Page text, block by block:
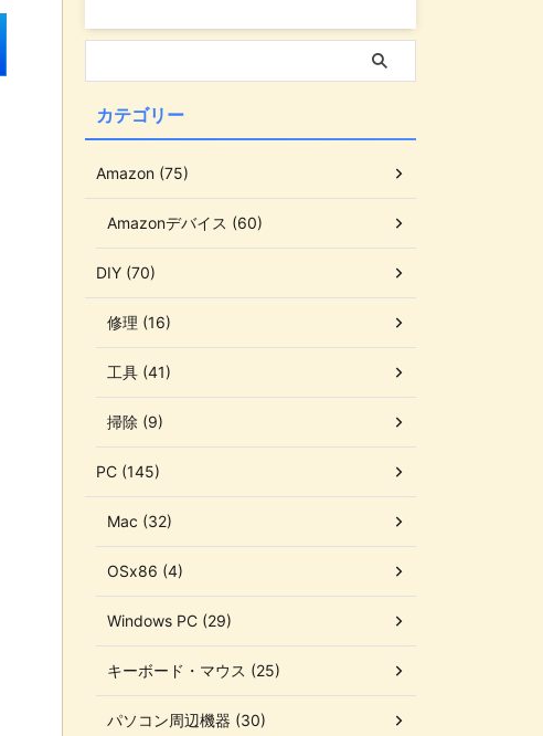
カテゴリー
Amazon (75)
Amazonデバイス (60)
DIY (70)
修理 (16)
工具 (41)
掃除 (9)
PC (145)
Mac (32)
OSx86 (4)
Windows PC (29)
キーボード・マウス (25)
パソコン周辺機器 (30)